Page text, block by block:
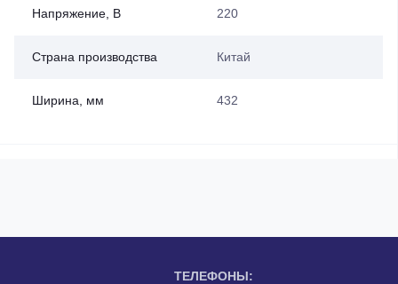
Напряжение, В 220
Страна производства Китай
Ширина, мм 432
ТЕЛЕФОНЫ: